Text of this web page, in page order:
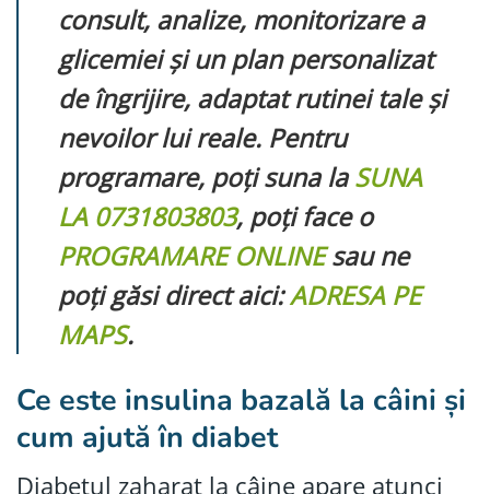
consult, analize, monitorizare a
glicemiei și un plan personalizat
de îngrijire, adaptat rutinei tale și
nevoilor lui reale. Pentru
programare, poți suna laSUNA
LA 0731803803, poți face o
PROGRAMARE ONLINEsau ne
poți găsi direct aici:ADRESA PE
MAPS.
Ce este insulina bazală la câini și
cum ajută în diabet
Diabetul zaharat la câine apare atunci